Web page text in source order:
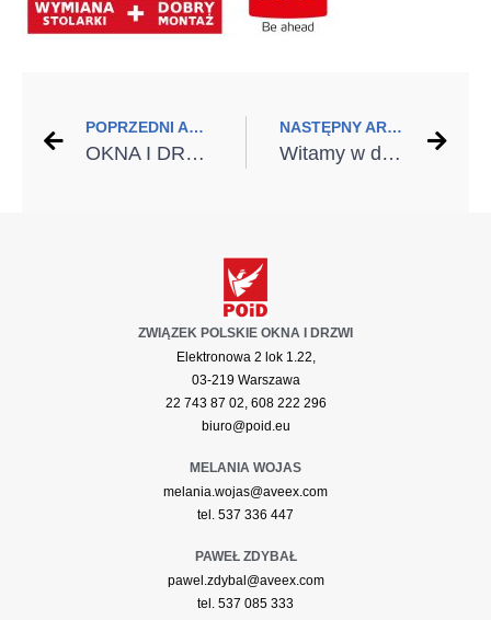
POPRZEDNI ARTYKUŁ
OKNA I DRZWI Z ALUMINIUM TO INWESTYCJA NA LATA
NASTĘPNY ARTYKUŁ
Witamy w domu! Drzwi zewnętrzne firmy Hörmann
ZWIĄZEK POLSKIE OKNA I DRZWI
Elektronowa 2 lok 1.22,
03-219 Warszawa
22 743 87 02, 608 222 296
biuro@poid.eu
MELANIA WOJAS
melania.wojas@aveex.com
tel. 537 336 447
PAWEŁ ZDYBAŁ
pawel.zdybal@aveex.com
tel. 537 085 333